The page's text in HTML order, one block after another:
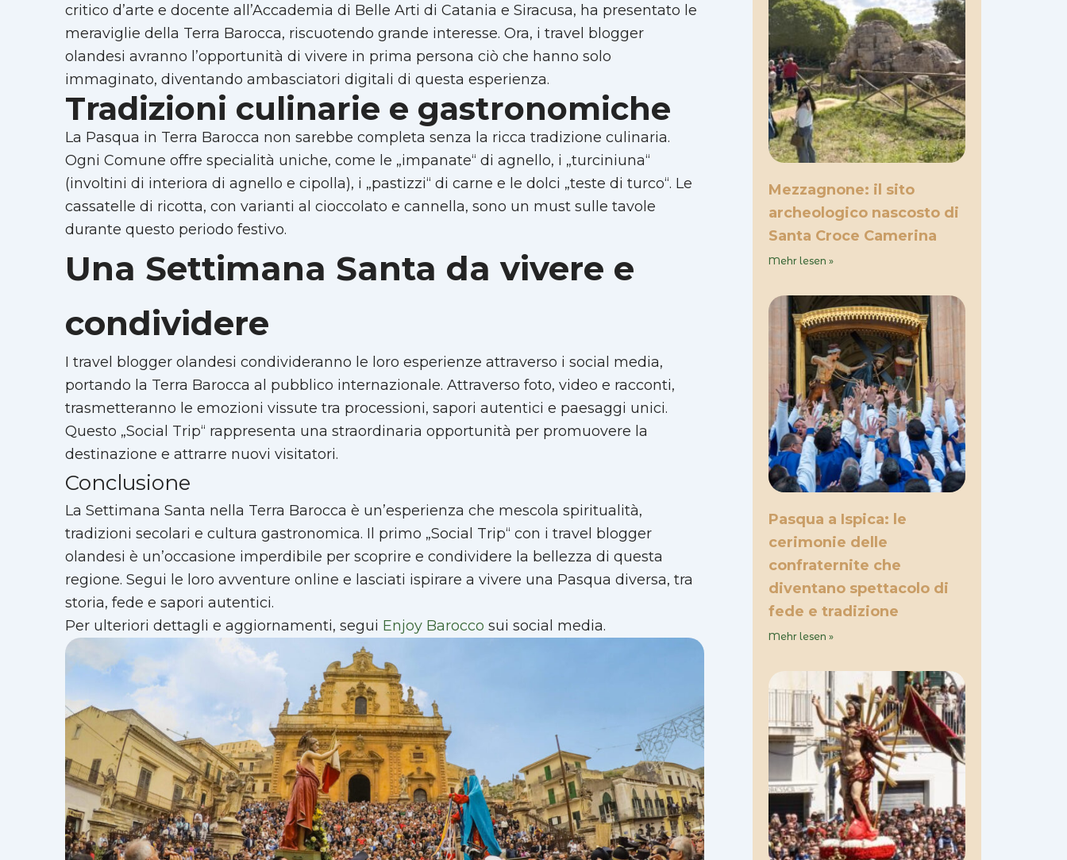
critico d’arte e docente all’Accademia di Belle Arti di Catania e Siracusa, ha presentato le
meraviglie della Terra Barocca, riscuotendo grande interesse. Ora, i travel blogger
olandesi avranno l’opportunità di vivere in prima persona ciò che hanno solo
immaginato, diventando ambasciatori digitali di questa esperienza.
Tradizioni culinarie e gastronomiche
La Pasqua in Terra Barocca non sarebbe completa senza la ricca tradizione culinaria.
Ogni Comune offre specialità uniche, come le „impanate“ di agnello, i „turciniuna“
(involtini di interiora di agnello e cipolla), i „pastizzi“ di carne e le dolci „teste di turco“. Le
cassatelle di ricotta, con varianti al cioccolato e cannella, sono un must sulle tavole
durante questo periodo festivo.
Una Settimana Santa da vivere e
condividere
I travel blogger olandesi condivideranno le loro esperienze attraverso i social media,
portando la Terra Barocca al pubblico internazionale. Attraverso foto, video e racconti,
trasmetteranno le emozioni vissute tra processioni, sapori autentici e paesaggi unici.
Questo „Social Trip“ rappresenta una straordinaria opportunità per promuovere la
destinazione e attrarre nuovi visitatori.
Conclusione
La Settimana Santa nella Terra Barocca è un’esperienza che mescola spiritualità,
tradizioni secolari e cultura gastronomica. Il primo „Social Trip“ con i travel blogger
olandesi è un’occasione imperdibile per scoprire e condividere la bellezza di questa
regione. Segui le loro avventure online e lasciati ispirare a vivere una Pasqua diversa, tra
storia, fede e sapori autentici.
Per ulteriori dettagli e aggiornamenti, segui Enjoy Barocco sui social media.
Mezzagnone: il sito
archeologico nascosto di
Santa Croce Camerina
Mehr lesen »
Pasqua a Ispica: le
cerimonie delle
confraternite che
diventano spettacolo di
fede e tradizione
Mehr lesen »